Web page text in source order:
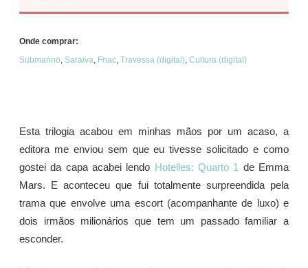
Onde comprar:
Submarino Saraiva Fnac Travessa (digital) Cultura (digital)
Esta trilogia acabou em minhas mãos por um acaso, a
editora me enviou sem que eu tivesse solicitado e como
gostei da capa acabei lendo Hotelles: Quarto 1
de Emma
Mars. E aconteceu que fui totalmente surpreendida pela
trama que envolve uma escort (acompanhante de luxo) e
dois irmãos milionários que tem um passado familiar a
esconder.